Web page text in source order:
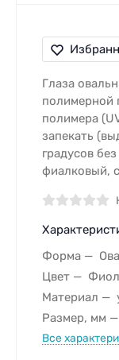
Глаза
полимерной
полимера
запекать
градусов
фиалковый,
Форма
Цвет
Материал
Размер, мм
Все